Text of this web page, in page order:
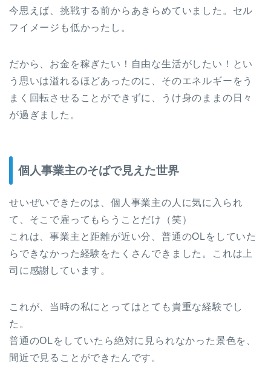
今思えば、挑戦する前からあきらめていました。セル
フイメージも低かったし。
だから、お金を稼ぎたい！自由な生活がしたい！とい
う思いは溢れるほどあったのに、そのエネルギーをう
まく回転させることができずに、うけ身のままの日々
が過ぎました。
個人事業主のそばで見えた世界
せいぜいできたのは、個人事業主の人に気に入られ
て、そこで雇ってもらうことだけ（笑）
これは、事業主と距離が近い分、普通のOLをしていた
らできなかった経験をたくさんできました。これは上
司に感謝しています。
これが、当時の私にとってはとても貴重な経験でし
た。
普通のOLをしていたら絶対に見られなかった景色を、
間近で見ることができたんです。